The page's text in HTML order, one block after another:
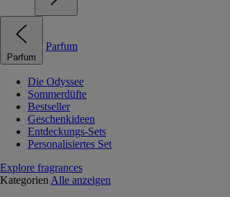
Parfum
Parfum
Die Odyssee
Sommerdüfte
Bestseller
Geschenkideen
Entdeckungs-Sets
Personalisiertes Set
Explore fragrances
Kategorien Alle anzeigen